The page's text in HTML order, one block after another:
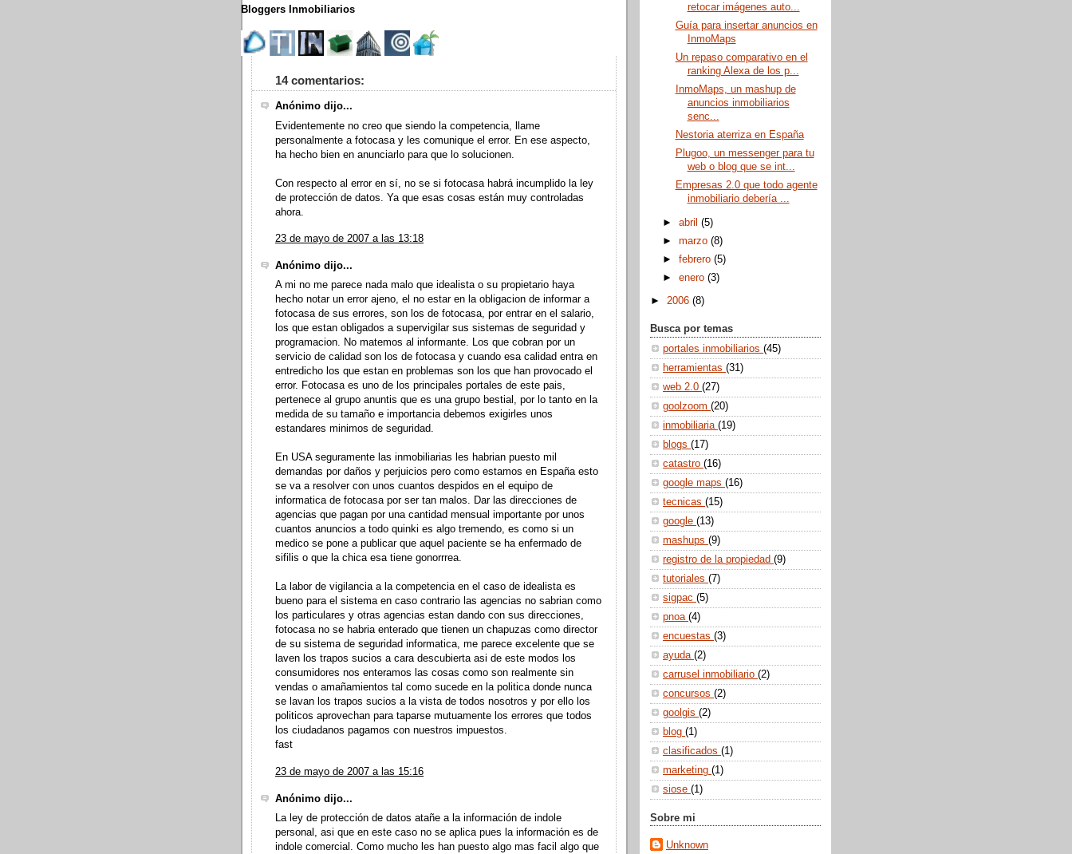
Bloggers Inmobiliarios
14 comentarios:
Anónimo dijo...
Evidentemente no creo que siendo la competencia, llame
personalmente a fotocasa y les comunique el error. En ese aspecto,
ha hecho bien en anunciarlo para que lo solucionen.
Con respecto al error en sí, no se si fotocasa habrá incumplido la ley
de protección de datos. Ya que esas cosas están muy controladas
ahora.
23 de mayo de 2007 a las 13:18
Anónimo dijo...
A mi no me parece nada malo que idealista o su propietario haya
hecho notar un error ajeno, el no estar en la obligacion de informar a
fotocasa de sus errores, son los de fotocasa, por entrar en el salario,
los que estan obligados a supervigilar sus sistemas de seguridad y
programacion. No matemos al informante. Los que cobran por un
servicio de calidad son los de fotocasa y cuando esa calidad entra en
entredicho los que estan en problemas son los que han provocado el
error. Fotocasa es uno de los principales portales de este pais,
pertenece al grupo anuntis que es una grupo bestial, por lo tanto en la
medida de su tamaño e importancia debemos exigirles unos
estandares minimos de seguridad.
En USA seguramente las inmobiliarias les habrian puesto mil
demandas por daños y perjuicios pero como estamos en España esto
se va a resolver con unos cuantos despidos en el equipo de
informatica de fotocasa por ser tan malos. Dar las direcciones de
agencias que pagan por una cantidad mensual importante por unos
cuantos anuncios a todo quinki es algo tremendo, es como si un
medico se pone a publicar que aquel paciente se ha enfermado de
sifilis o que la chica esa tiene gonorrrea.
La labor de vigilancia a la competencia en el caso de idealista es
bueno para el sistema en caso contrario las agencias no sabrian como
los particulares y otras agencias estan dando con sus direcciones,
fotocasa no se habria enterado que tienen un chapuzas como director
de su sistema de seguridad informatica, me parece excelente que se
laven los trapos sucios a cara descubierta asi de este modos los
consumidores nos enteramos las cosas como son realmente sin
vendas o amañamientos tal como sucede en la politica donde nunca
se lavan los trapos sucios a la vista de todos nosotros y por ello los
politicos aprovechan para taparse mutuamente los errores que todos
los ciudadanos pagamos con nuestros impuestos.
fast
23 de mayo de 2007 a las 15:16
Anónimo dijo...
La ley de protección de datos atañe a la información de indole
personal, asi que en este caso no se aplica pues la información es de
indole comercial. Como mucho les han puesto algo mas facil algo que
retocar imágenes auto...
Guía para insertar anuncios en
InmoMaps
Un repaso comparativo en el
ranking Alexa de los p...
InmoMaps, un mashup de
anuncios inmobiliarios
senc...
Nestoria aterriza en España
Plugoo, un messenger para tu
web o blog que se int...
Empresas 2.0 que todo agente
inmobiliario debería ...
►abril(5)
►marzo(8)
►febrero(5)
►enero(3)
► 2006 (8)
Busca por temas
portales inmobiliarios (45)
herramientas (31)
web 2.0 (27)
goolzoom (20)
inmobiliaria (19)
blogs (17)
catastro (16)
google maps (16)
tecnicas (15)
google (13)
mashups (9)
registro de la propiedad (9)
tutoriales (7)
sigpac (5)
pnoa (4)
encuestas (3)
ayuda (2)
carrusel inmobiliario (2)
concursos (2)
goolgis (2)
blog (1)
clasificados (1)
marketing (1)
siose (1)
Sobre mi
Unknown